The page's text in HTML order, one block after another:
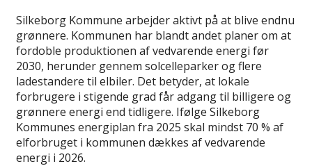
Silkeborg Kommune arbejder aktivt på at blive endnu
grønnere. Kommunen har blandt andet planer om at
fordoble produktionen af vedvarende energi før
2030, herunder gennem solcelleparker og flere
ladestandere til elbiler. Det betyder, at lokale
forbrugere i stigende grad får adgang til billigere og
grønnere energi end tidligere. Ifølge Silkeborg
Kommunes energiplan fra 2025 skal mindst 70 % af
elforbruget i kommunen dækkes af vedvarende
energi i 2026.